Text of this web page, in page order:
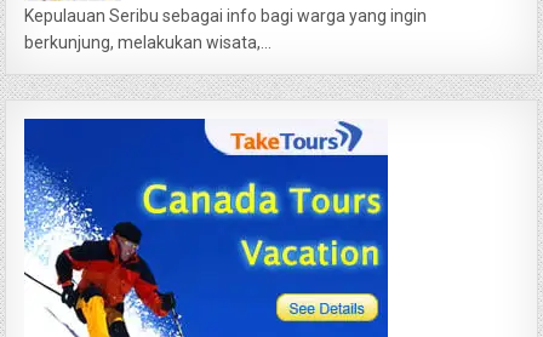
Kepulauan Seribu sebagai info bagi warga yang ingin
berkunjung, melakukan wisata,...